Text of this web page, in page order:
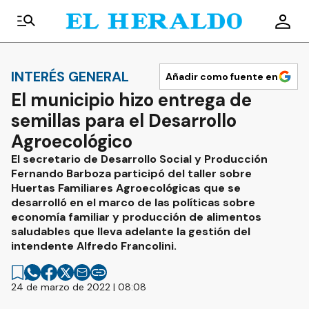
INTERÉS GENERAL Añadir como fuente en
El municipio hizo entrega de
semillas para el Desarrollo
Agroecológico
El secretario de Desarrollo Social y Producción
Fernando Barboza participó del taller sobre
Huertas Familiares Agroecológicas que se
desarrolló en el marco de las políticas sobre
economía familiar y producción de alimentos
saludables que lleva adelante la gestión del
intendente Alfredo Francolini.
24 de marzo de 2022 | 08:08